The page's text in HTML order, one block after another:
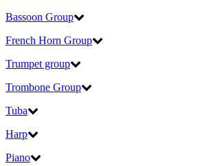
Bassoon Group
French Horn Group
Trumpet group
Trombone Group
Tuba
Harp
Piano